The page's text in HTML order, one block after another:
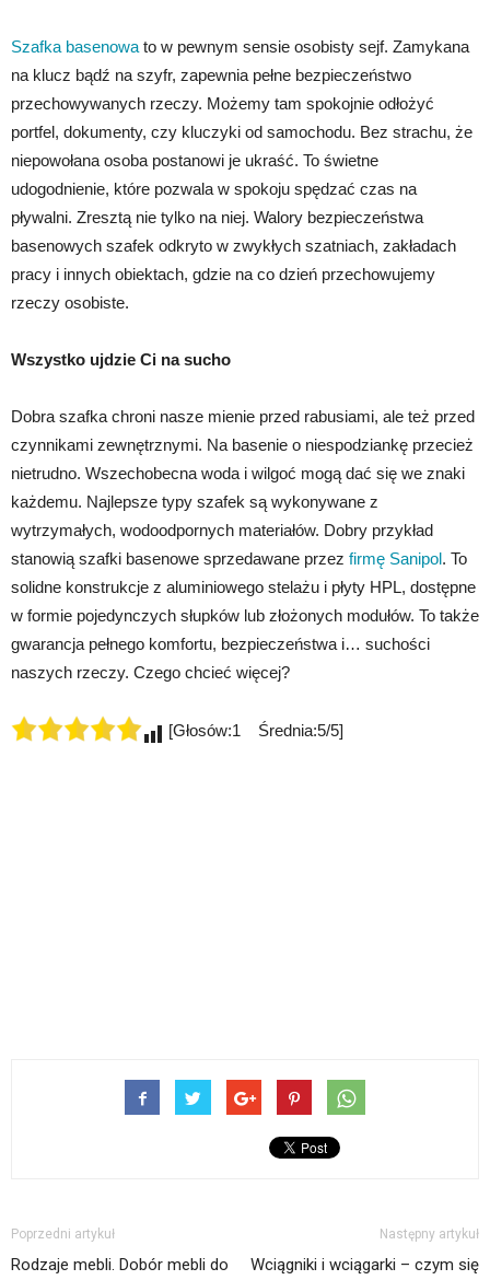
Szafka basenowa to w pewnym sensie osobisty sejf. Zamykana
na klucz bądź na szyfr, zapewnia pełne bezpieczeństwo
przechowywanych rzeczy. Możemy tam spokojnie odłożyć
portfel, dokumenty, czy kluczyki od samochodu. Bez strachu, że
niepowołana osoba postanowi je ukraść. To świetne
udogodnienie, które pozwala w spokoju spędzać czas na
pływalni. Zresztą nie tylko na niej. Walory bezpieczeństwa
basenowych szafek odkryto w zwykłych szatniach, zakładach
pracy i innych obiektach, gdzie na co dzień przechowujemy
rzeczy osobiste.
Wszystko ujdzie Ci na sucho
Dobra szafka chroni nasze mienie przed rabusiami, ale też przed
czynnikami zewnętrznymi. Na basenie o niespodziankę przecież
nietrudno. Wszechobecna woda i wilgoć mogą dać się we znaki
każdemu. Najlepsze typy szafek są wykonywane z
wytrzymałych, wodoodpornych materiałów. Dobry przykład
stanowią szafki basenowe sprzedawane przez firmę Sanipol. To
solidne konstrukcje z aluminiowego stelażu i płyty HPL, dostępne
w formie pojedynczych słupków lub złożonych modułów. To także
gwarancja pełnego komfortu, bezpieczeństwa i… suchości
naszych rzeczy. Czego chcieć więcej?
[Głosów:1 Średnia:5/5]
Poprzedni artykuł
Rodzaje mebli. Dobór mebli do
Następny artykuł
Wciągniki i wciągarki – czym się